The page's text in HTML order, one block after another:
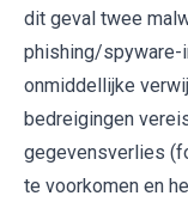
dit geval twee
phishing/spyware-
onmiddellijke
bedreigingen
gegevensverlies
te voorkomen en